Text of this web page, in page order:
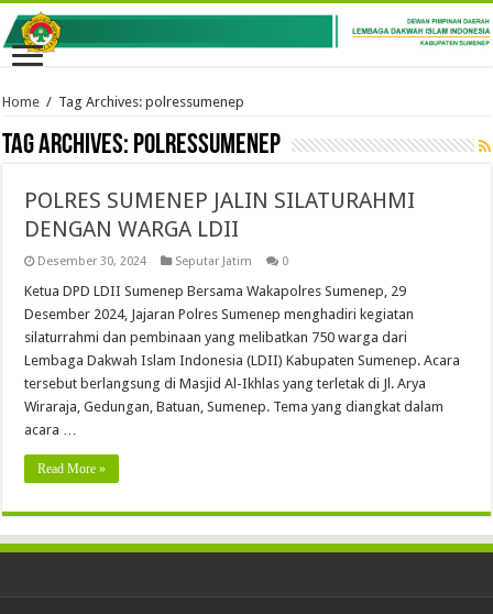
Home / Tag Archives: polressumenep
Tag Archives: polressumenep
POLRES SUMENEP JALIN SILATURAHMI
DENGAN WARGA LDII
Desember 30, 2024 Seputar Jatim 0
Ketua DPD LDII Sumenep Bersama Wakapolres Sumenep, 29
Desember 2024, Jajaran Polres Sumenep menghadiri kegiatan
silaturrahmi dan pembinaan yang melibatkan 750 warga dari
Lembaga Dakwah Islam Indonesia (LDII) Kabupaten Sumenep. Acara
tersebut berlangsung di Masjid Al-Ikhlas yang terletak di Jl. Arya
Wiraraja, Gedungan, Batuan, Sumenep. Tema yang diangkat dalam
acara …
Read More »